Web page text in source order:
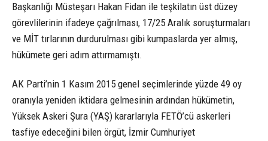
Başkanlığı Müsteşarı Hakan Fidan ile teşkilatın üst düzey
görevlilerinin ifadeye çağrılması, 17/25 Aralık soruşturmaları
ve MİT tırlarının durdurulması gibi kumpaslarda yer almış,
hükümete geri adım attırmamıştı.
AK Parti’nin 1 Kasım 2015 genel seçimlerinde yüzde 49 oy
oranıyla yeniden iktidara gelmesinin ardından hükümetin,
Yüksek Askeri Şura (YAŞ) kararlarıyla FETÖ’cü askerleri
tasfiye edeceğini bilen örgüt, İzmir Cumhuriyet